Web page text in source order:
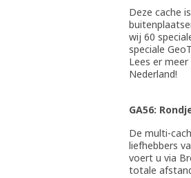
Deze cache
wij 60
speciale
Lees er
Nederland!
GA56:
De multi-
liefhebbers
voert u via
totale